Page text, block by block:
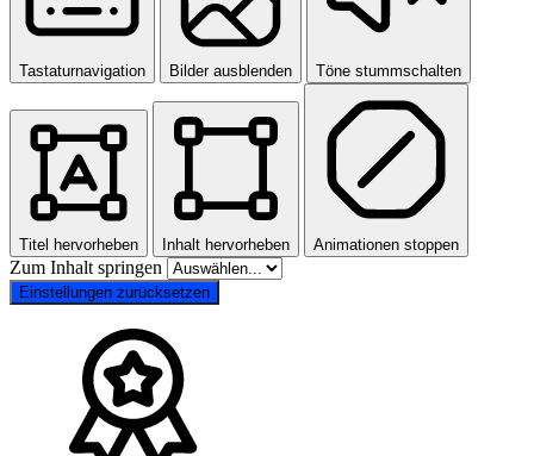
Tastaturnavigation Bilder ausblenden Töne stummschalten
Titel hervorheben Inhalt hervorheben Animationen stoppen
Zum Inhalt springen
Einstellungen zurücksetzen